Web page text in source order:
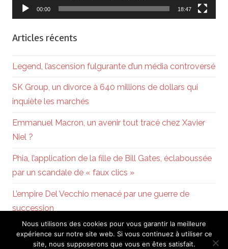
00:00 18:47
Articles récents
Legend, l’ascension fulgurante d’un média controversé
SK Group, un divorce à 640 millions de dollars qui
inquiète les marchés
Emmanuel Macron, un avenir tout tracé chez Xavier
Niel ?
Phia, l’application de la fille de Bill Gates, éclaboussée
par un scandale de « faux clics »
L’empire Del Vecchio menacé par une guerre de
succession
Powered byWordPressand Chronus.
Nous utilisons des cookies pour vous garantir la meilleure
expérience sur notre site web. Si vous continuez à utiliser ce
site, nous supposerons que vous en êtes satisfait.